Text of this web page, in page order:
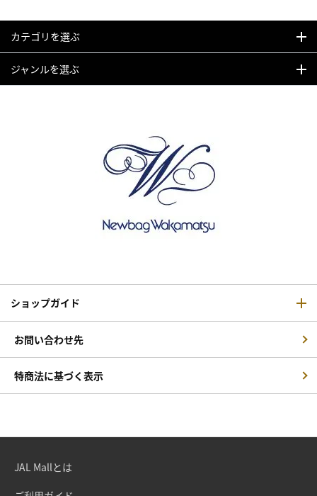
カテゴリを選ぶ
ジャンルを選ぶ
ショップガイド
お問い合わせ先
特商法に基づく表示
JAL Mallとは